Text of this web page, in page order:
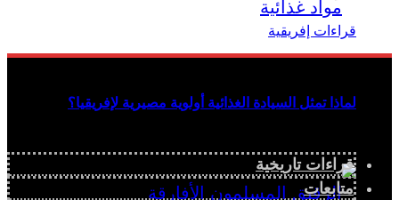
لماذا تمثل السيادة الغذائية أولوية مصيرية لإفريقيا؟
قراءات تاريخية
متابعات